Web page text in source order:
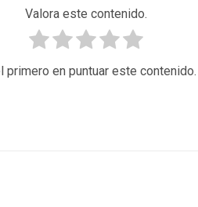
Valora este contenido.
primero en puntuar este contenido.